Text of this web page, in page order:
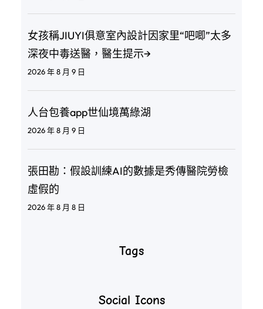
女孩稱JIUYI俱意室內設計因家里“吧唧”太多
深夜中毒送醫，醫生提示→
2026 年 8 月 9 日
人台包養app世仙境萬綠湖
2026 年 8 月 9 日
張田勘：假設訓練AI的數據是秀傳醫院勞檢
虛假的
2026 年 8 月 8 日
Tags
Social Icons